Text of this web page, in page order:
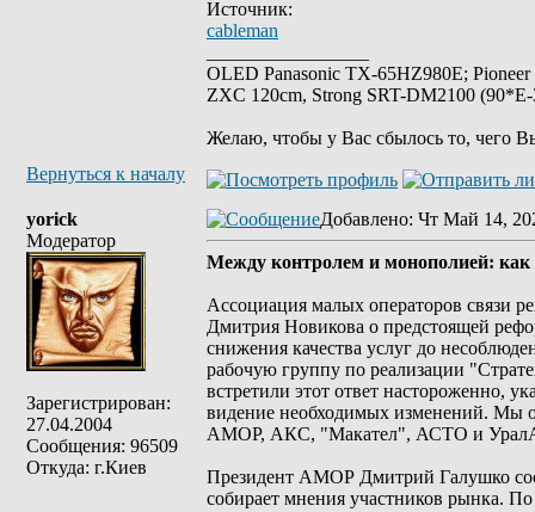
Источник:
cableman
OLED Panasonic TX-65HZ980E;
ZXC 120cm, Strong SRT-DM2100
Желаю, чтобы у Вас сбылось то, чего
Вернуться к началу
yorick
Модератор
Зарегистрирован:
27.04.2004
Сообщения: 96509
Откуда: г.Киев
Добавлено: Чт Май 14,
Между контролем и монополией:
Ассоциация малых операторов связи
Дмитрия Новикова о предстоящей
снижения качества услуг до
рабочую группу по реализации
встретили этот ответ настороженно,
видение необходимых изменений. Мы
АМОР, АКС, "Макател", АСТО и
Президент АМОР Дмитрий Галушко
собирает мнения участников рынка.